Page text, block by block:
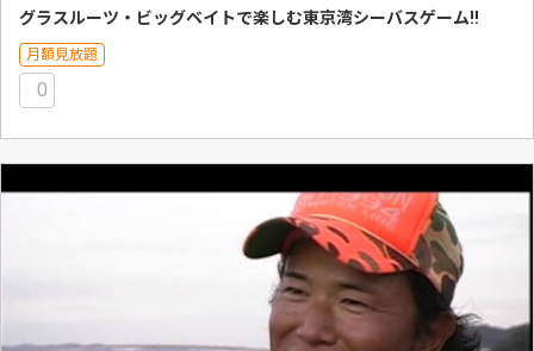
グラスルーツ・ビッグベイトで楽しむ東京湾シーバスゲーム!!
月額見放題
0